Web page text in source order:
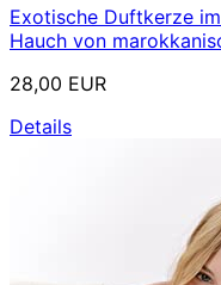
Exotische Duftkerze
Hauch von
28,00 EUR
Details